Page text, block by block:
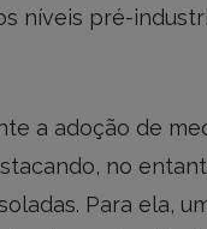
níveis pré-
a adoção de
no
Para ela,